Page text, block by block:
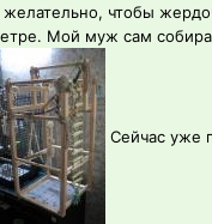
чтобы
Мой муж сам
Сейчас уже